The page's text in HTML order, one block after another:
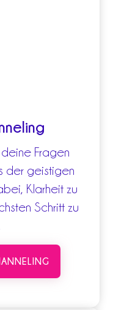
deine Fragen
der geistigen
Klarheit zu
Schritt zu